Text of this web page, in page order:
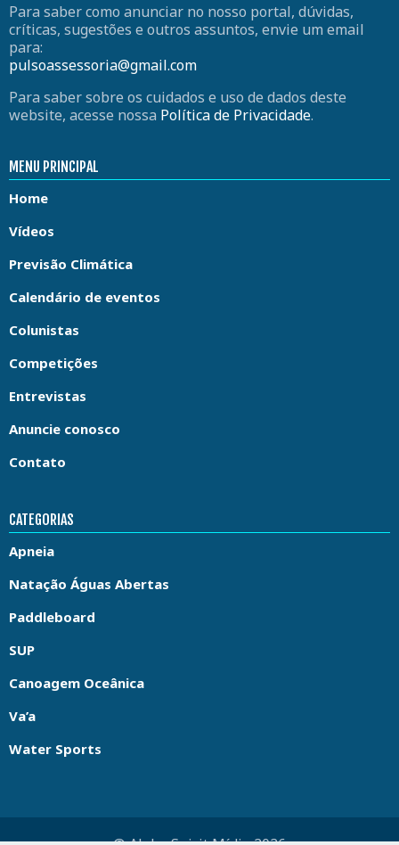
Para saber como anunciar no nosso portal, dúvidas,
críticas, sugestões e outros assuntos, envie um email
para:
pulsoassessoria@gmail.com
Para saber sobre os cuidados e uso de dados deste
website, acesse nossa Política de Privacidade.
MENU PRINCIPAL
Home
Vídeos
Previsão Climática
Calendário de eventos
Colunistas
Competições
Entrevistas
Anuncie conosco
Contato
CATEGORIAS
Apneia
Natação Águas Abertas
Paddleboard
SUP
Canoagem Oceânica
Va’a
Water Sports